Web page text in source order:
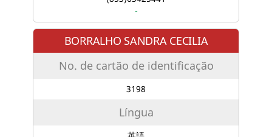
-
BORRALHO SANDRA CECILIA
No. de cartão de identificação
3198
Língua